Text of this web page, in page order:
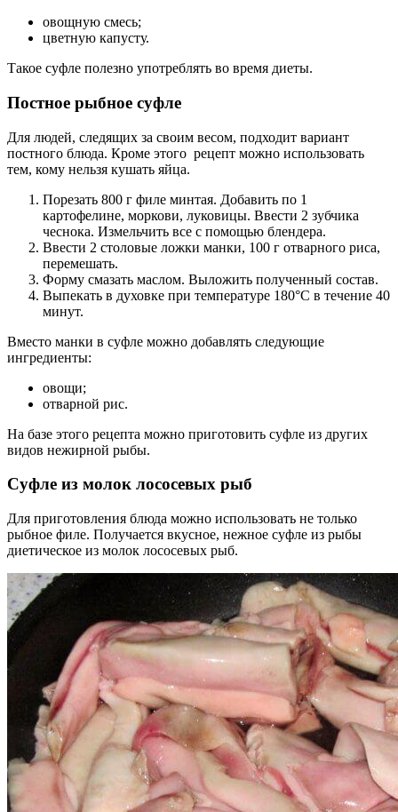
овощную смесь;
цветную капусту.
Такое суфле полезно употреблять во время диеты.
Постное рыбное суфле
Для людей, следящих за своим весом, подходит вариант
постного блюда. Кроме этого рецепт можно использовать
тем, кому нельзя кушать яйца.
Порезать 800 г филе минтая. Добавить по 1
картофелине, моркови, луковицы. Ввести 2 зубчика
чеснока. Измельчить все с помощью блендера.
Ввести 2 столовые ложки манки, 100 г отварного риса,
перемешать.
Форму смазать маслом. Выложить полученный состав.
Выпекать в духовке при температуре 180°С в течение 40
минут.
Вместо манки в суфле можно добавлять следующие
ингредиенты:
овощи;
отварной рис.
На базе этого рецепта можно приготовить суфле из других
видов нежирной рыбы.
Суфле из молок лососевых рыб
Для приготовления блюда можно использовать не только
рыбное филе. Получается вкусное, нежное суфле из рыбы
диетическое из молок лососевых рыб.